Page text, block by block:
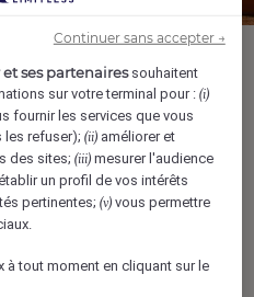
Service
et ses partenairessouhaitent
sur votre terminal pour :(i)
fournir les services que vous
les refuser);(ii) améliorer et
des sites;(iii) mesurer l'audience
un profil de vos intérêts
pertinentes;(v) vous permettre
tout moment en cliquant sur le
Continuer sans accepter →